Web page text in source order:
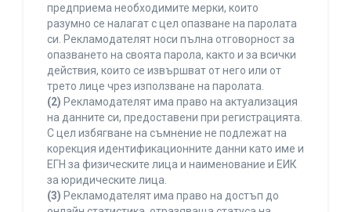
предприема необходимите мерки, които
разумно се налагат с цел опазване на паролата
си. Рекламодателят носи пълна отговорност за
опазването на своята парола, както и за всички
действия, които се извършват от него или от
трето лице чрез използване на паролата.
(2) Рекламодателят има право на актуализация
на данните си, предоставени при регистрацията.
С цел избягване на съмнение не подлежат на
корекция идентификационните данни като име и
ЕГН за физическите лица и наименование и ЕИК
за юридическите лица.
(3) Рекламодателят има право на достъп до